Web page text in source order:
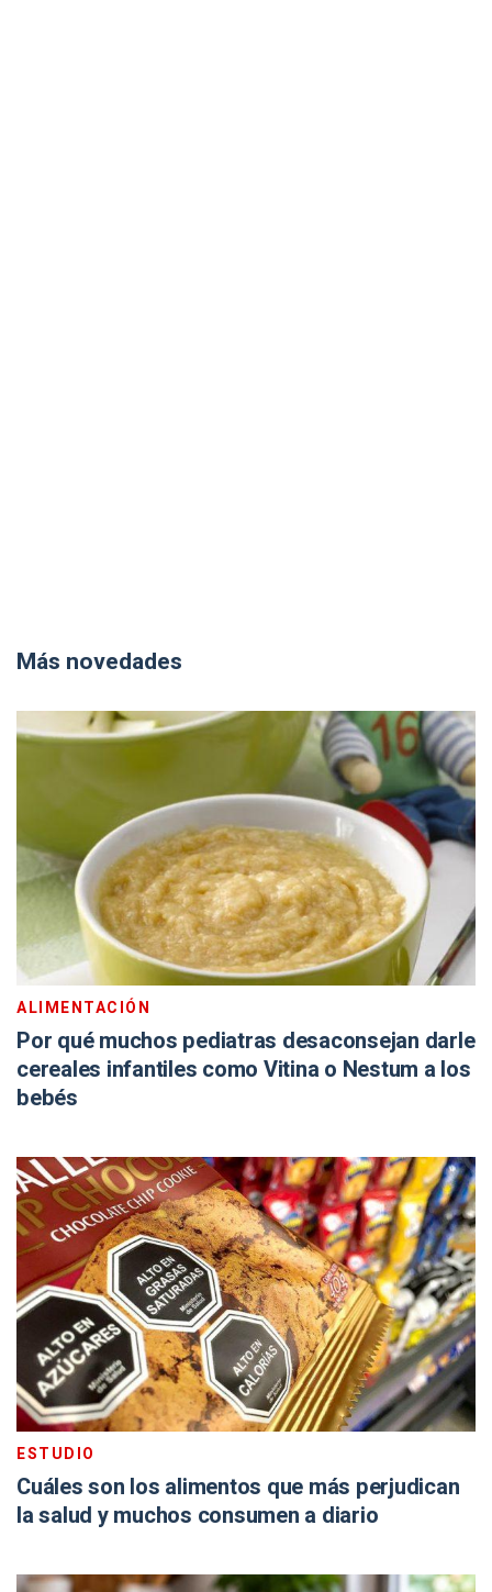
Más novedades
ALIMENTACIÓN
Por qué muchos pediatras desaconsejan darle
cereales infantiles como Vitina o Nestum a los
bebés
ESTUDIO
Cuáles son los alimentos que más perjudican
la salud y muchos consumen a diario